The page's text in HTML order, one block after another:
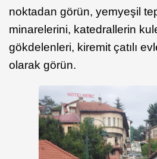
noktadan görün, yemyeşil
minarelerini, katedrallerin
gökdelenleri, kiremit çatılı
olarak görün.